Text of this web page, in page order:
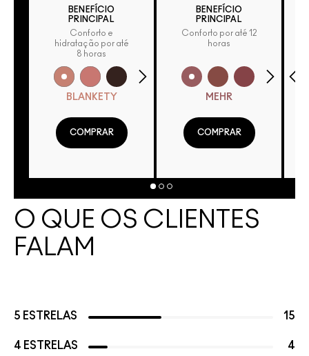
BENEFÍCIO
PRINCIPAL
Conforto e
hidratação por até
8 horas
BLANKETY
COMPRAR
BENEFÍCIO
PRINCIPAL
Conforto por até 12
horas
MEHR
COMPRAR
O QUE OS CLIENTES
FALAM
5 ESTRELAS 15
4 ESTRELAS 4